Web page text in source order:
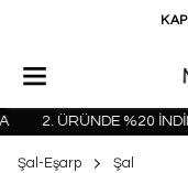
2. ÜRÜNDE %20 İNDİRİM
Şal-Eşarp Şal